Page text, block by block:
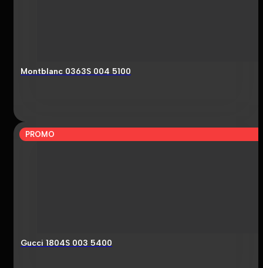
Montblanc 0363S 004 5100
PROMO
Gucci 1804S 003 5400